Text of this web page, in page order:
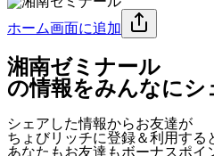
ホーム画面に追加
湘南ゼミナール
の情報をみんなにシ
シェアした情報からお友達が
ちょびリッチに登録＆利用する
あなたもお友達もボーナスポイ